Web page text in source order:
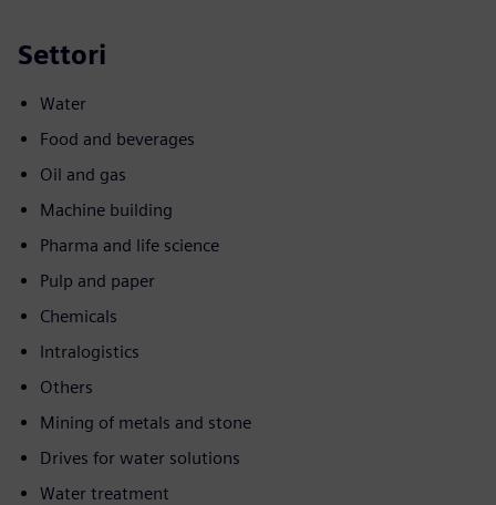
Settori
Water
Food and beverages
Oil and gas
Machine building
Pharma and life science
Pulp and paper
Chemicals
Intralogistics
Others
Mining of metals and stone
Drives for water solutions
Water treatment